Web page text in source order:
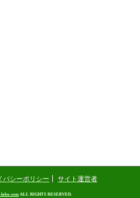
バシーポリシー サイト運営者
labo.com ALL RIGHTS RESERVED.